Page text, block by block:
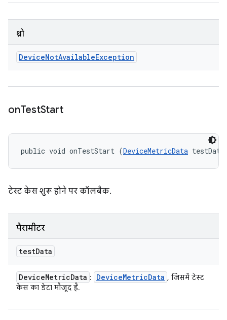
थ्रो
DeviceNotAvailableException
onTestStart
public void onTestStart (DeviceMetricData
टेस्ट केस शुरू होने पर कॉलबैक.
पैरामीटर
testData
DeviceMetricData : DeviceMetricData , जिसमें टेस्ट
केस का डेटा मौजूद है.